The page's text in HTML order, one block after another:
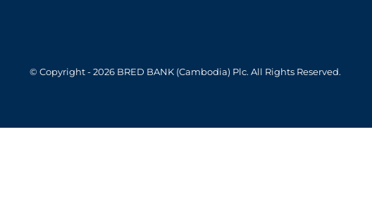
© Copyright - 2026 BRED BANK (Cambodia) Plc. All Rights Reserved.